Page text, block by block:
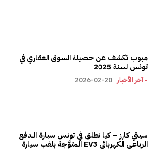
مبوب تكشف عن حصيلة السوق العقاري في
تونس لسنة 2025
- آخر الأخبار 2026-02-20
سيتي كارز – كيا تطلق في تونس سيارة الـدفع
الرباعي الكهربائي EV3 المتوَّجة بلقب سيارة